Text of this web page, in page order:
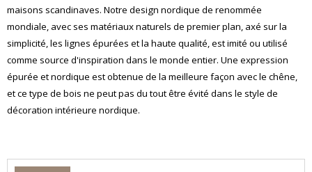
maisons scandinaves. Notre design nordique de renommée
mondiale, avec ses matériaux naturels de premier plan, axé sur la
simplicité, les lignes épurées et la haute qualité, est imité ou utilisé
comme source d'inspiration dans le monde entier. Une expression
épurée et nordique est obtenue de la meilleure façon avec le chêne,
et ce type de bois ne peut pas du tout être évité dans le style de
décoration intérieure nordique.